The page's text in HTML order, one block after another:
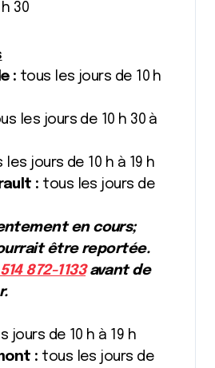
h 30
: tous les jours de 10 h
les jours de 10 h 30 à
les jours de 10 h à 19 h
: tous les jours de
en cours;
être reportée.
514 872-1133avant de
jours de 10 h à 19 h
: tous les jours de